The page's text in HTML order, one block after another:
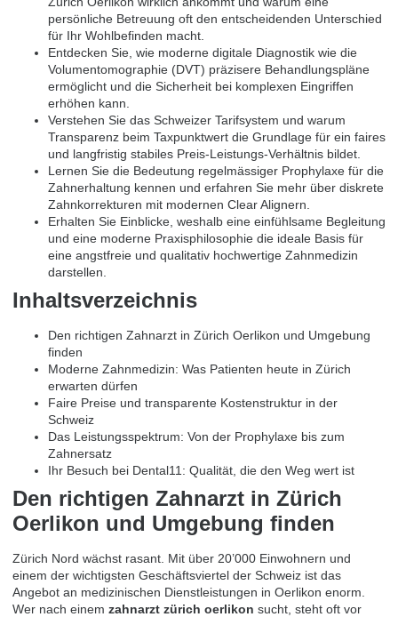
persönliche Betreuung oft den entscheidenden Unterschied
für Ihr Wohlbefinden macht.
Entdecken Sie, wie moderne digitale Diagnostik wie die
Volumentomographie (DVT) präzisere Behandlungspläne
ermöglicht und die Sicherheit bei komplexen Eingriffen
erhöhen kann.
Verstehen Sie das Schweizer Tarifsystem und warum
Transparenz beim Taxpunktwert die Grundlage für ein faires
und langfristig stabiles Preis-Leistungs-Verhältnis bildet.
Lernen Sie die Bedeutung regelmässiger Prophylaxe für die
Zahnerhaltung kennen und erfahren Sie mehr über diskrete
Zahnkorrekturen mit modernen Clear Alignern.
Erhalten Sie Einblicke, weshalb eine einfühlsame Begleitung
und eine moderne Praxisphilosophie die ideale Basis für
eine angstfreie und qualitativ hochwertige Zahnmedizin
darstellen.
Inhaltsverzeichnis
Den richtigen Zahnarzt in Zürich Oerlikon und Umgebung
finden
Moderne Zahnmedizin: Was Patienten heute in Zürich
erwarten dürfen
Faire Preise und transparente Kostenstruktur in der
Schweiz
Das Leistungsspektrum: Von der Prophylaxe bis zum
Zahnersatz
Ihr Besuch bei Dental11: Qualität, die den Weg wert ist
Den richtigen Zahnarzt in Zürich
Oerlikon und Umgebung finden
Zürich Nord wächst rasant. Mit über 20’000 Einwohnern und
einem der wichtigsten Geschäftsviertel der Schweiz ist das
Angebot an medizinischen Dienstleistungen in Oerlikon enorm.
Wer nach einem zahnarzt zürich oerlikon sucht, steht oft vor